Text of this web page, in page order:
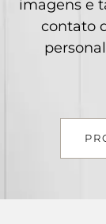
imagens e
contato